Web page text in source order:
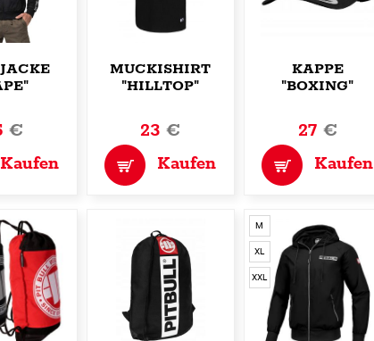
€
Kaufen
MUCKISHIRT
"HILLTOP"
23€
Kaufen
KAPPE
"BOXING"
27€
Kaufen
M
XL
XXL